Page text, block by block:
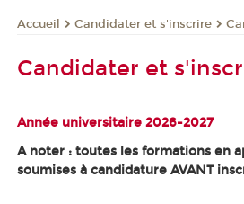
Accueil Candidater et s'inscrire
Candidater et
Année universitaire 2026-2027
A noter : toutes les formations en
soumises à candidature AVANT